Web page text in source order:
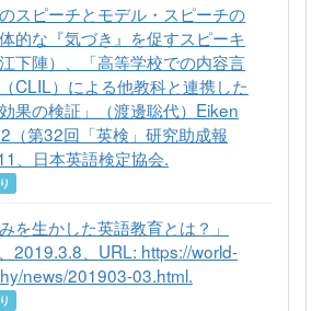
スピーチとモデル・スピーチの
的な『気づき』を促すスピーキ
下陣）、「高等学校での内容言
CLIL）による他教科と連携した
果の検証」（渡邊聡代）Eiken
（第32回「英検」研究助成報
、日本英語検定協会.
を生かした英語教育とは？」
2019.3.8、URL: https://world-
news/201903-03.html.